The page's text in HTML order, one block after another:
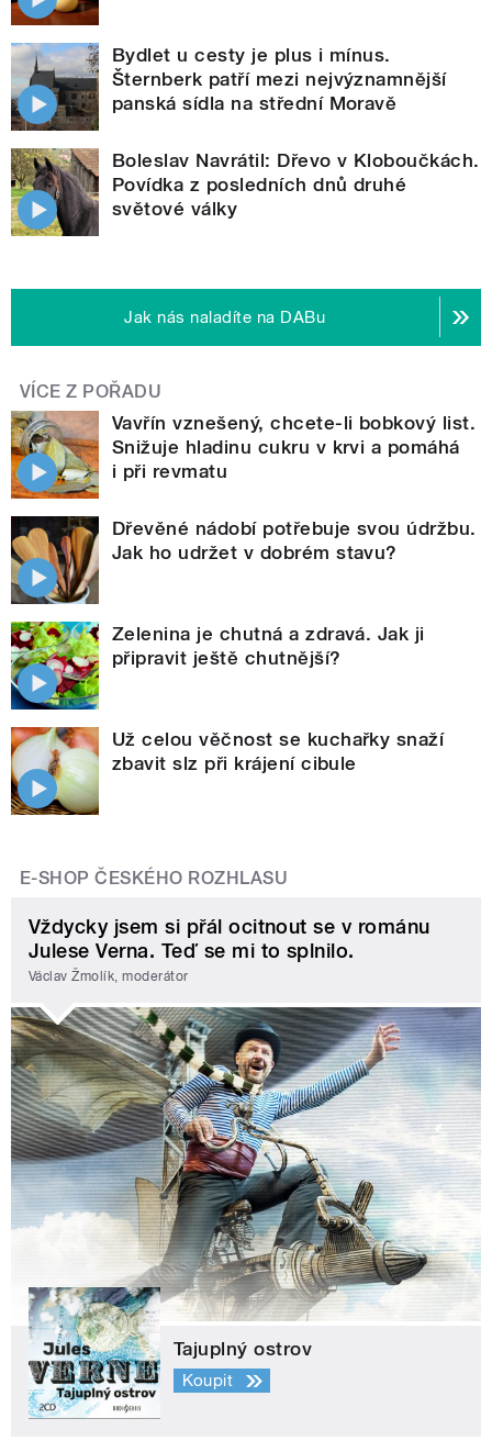
Bydlet u cesty je plus i mínus.
Šternberk patří mezi nejvýznamnější
panská sídla na střední Moravě
Boleslav Navrátil: Dřevo v Kloboučkách.
Povídka z posledních dnů druhé
světové války
Jak nás naladíte na DABu
VÍCE Z POŘADU
Vavřín vznešený, chcete-li bobkový list.
Snižuje hladinu cukru v krvi a pomáhá
i při revmatu
Dřevěné nádobí potřebuje svou údržbu.
Jak ho udržet v dobrém stavu?
Zelenina je chutná a zdravá. Jak ji
připravit ještě chutnější?
Už celou věčnost se kuchařky snaží
zbavit slz při krájení cibule
E-SHOP ČESKÉHO ROZHLASU
Vždycky jsem si přál ocitnout se v románu
Julese Verna. Teď se mi to splnilo.
Václav Žmolík, moderátor
Tajuplný ostrov
Koupit